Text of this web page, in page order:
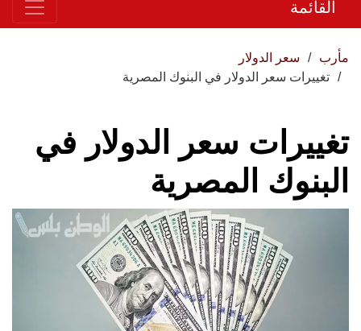
القائمة
مأرب
سعر الدولار
تغييرات سعر الدولار في البنوك المصرية
تغييرات سعر الدولار في
البنوك المصرية